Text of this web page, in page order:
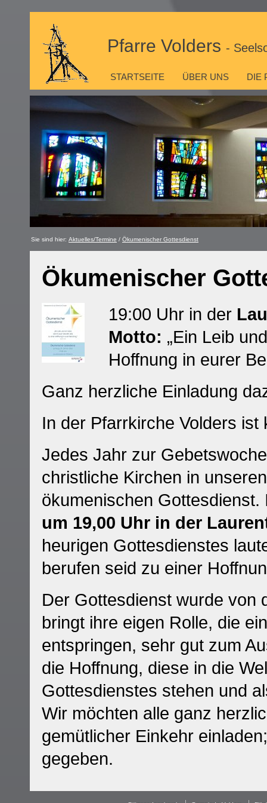
Pfarre Volders -
STARTSEITE ÜBER UNS DIE
Ökumenischer
19:00 Uhr in der
Motto: „Ein Leib
Hoffnung in eurer
Ganz herzliche Einladung
In der Pfarrkirche Volders ist
Jedes Jahr zur
christliche Kirchen in
ökumenischen
um 19,00 Uhr in der
heurigen Gottesdienstes
berufen seid zu einer
Der Gottesdienst wurde von
bringt ihre eigen Rolle, die
entspringen, sehr gut zum
die Hoffnung, diese in die
Gottesdienstes stehen und
Wir möchten alle ganz
gemütlicher Einkehr
gegeben.
Sie sind hier: Aktuelles/Termine / Ökumenischer Gottesdienst